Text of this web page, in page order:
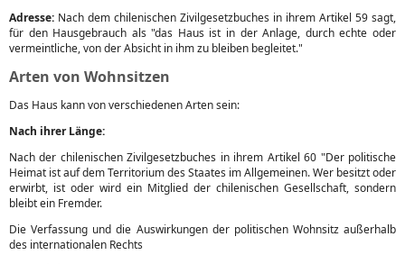
Adresse: Nach dem chilenischen Zivilgesetzbuches in ihrem Artikel 59 sagt,
für den Hausgebrauch als "das Haus ist in der Anlage, durch echte oder
vermeintliche, von der Absicht in ihm zu bleiben begleitet."
Arten von Wohnsitzen
Das Haus kann von verschiedenen Arten sein:
Nach ihrer Länge:
Nach der chilenischen Zivilgesetzbuches in ihrem Artikel 60 "Der politische
Heimat ist auf dem Territorium des Staates im Allgemeinen. Wer besitzt oder
erwirbt, ist oder wird ein Mitglied der chilenischen Gesellschaft, sondern
bleibt ein Fremder.
Die Verfassung und die Auswirkungen der politischen Wohnsitz außerhalb
des internationalen Rechts